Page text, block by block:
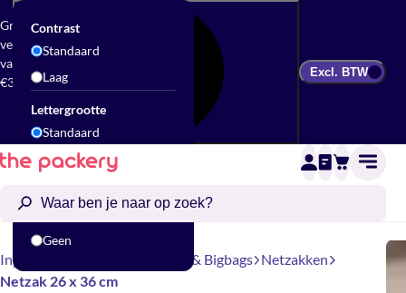
Gratis
verzending
vanaf
€300
Contrast
Standaard
Laag
Lettergrootte
Standaard
Groot
Geen
Excl. BTW
Inpakbenodigdheden Zakken & Bigbags Netzakken
Netzak 26 x 36 cm